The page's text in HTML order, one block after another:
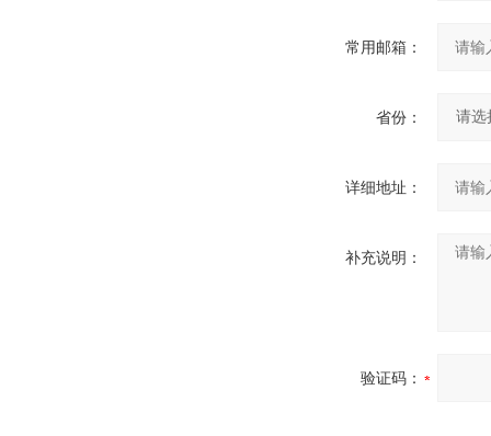
常用邮箱：
省份：
详细地址：
补充说明：
验证码：